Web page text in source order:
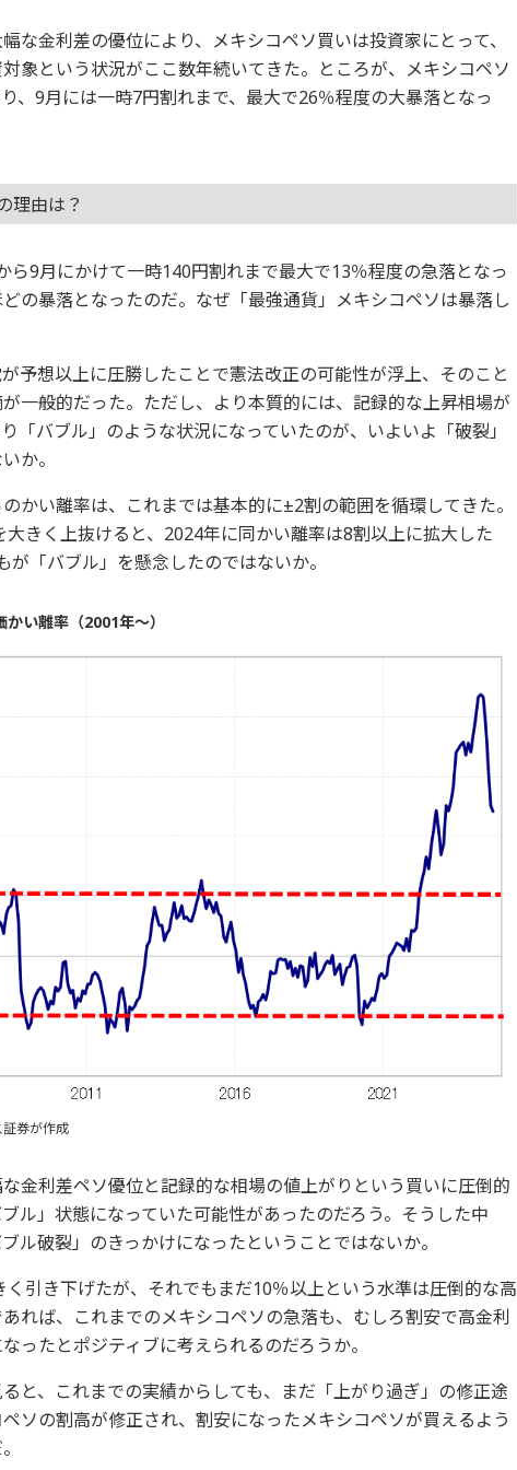
な金利差の優位により、メキシコペソ買いは投資家にとって、
象という状況がここ数年続いてきた。ところが、メキシコペソ
、9月には一時7円割れまで、最大で26％程度の大暴落となっ
理由は？
9月にかけて一時140円割れまで最大で13％程度の急落となっ
の暴落となったのだ。なぜ「最強通貨」メキシコペソは暴落し
予想以上に圧勝したことで憲法改正の可能性が浮上、そのこと
一般的だった。ただし、より本質的には、記録的な上昇相場が
「バブル」のような状況になっていたのが、いよいよ「破裂」
か。
かい離率は、これまでは基本的に±2割の範囲を循環してきた。
きく上抜けると、2024年に同かい離率は8割以上に拡大した
が「バブル」を懸念したのではないか。
い離率（2001年～）
券が作成
金利差ペソ優位と記録的な相場の値上がりという買いに圧倒的
ル」状態になっていた可能性があったのだろう。そうした中
ル破裂」のきっかけになったということではないか。
引き下げたが、それでもまだ10％以上という水準は圧倒的な高
れば、これまでのメキシコペソの急落も、むしろ割安で高金利
ったとポジティブに考えられるのだろうか。
と、これまでの実績からしても、まだ「上がり過ぎ」の修正途
ソの割高が修正され、割安になったメキシコペソが買えるよう